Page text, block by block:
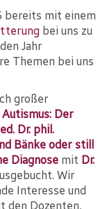
bereits mit einem
bei uns zu
Jahr
Themen bei uns
großer
Der
Dr. phil.
Bänke oder still
Diagnose mit Dr.
Wir
Interesse und
den Dozenten,